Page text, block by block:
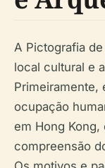
A Pictografia
local cultural e
Primeiramente,
ocupação
em Hong
compreensão